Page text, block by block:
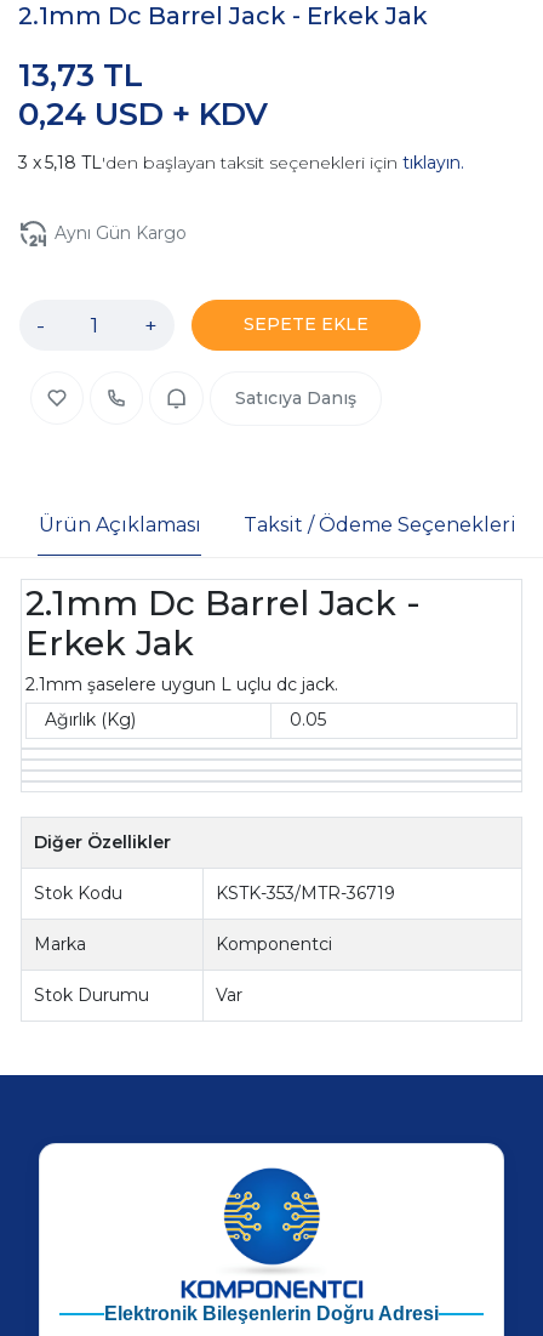
2.1mm Dc Barrel Jack - Erkek Jak
0,24 USD + KDV
13,73 TL
5,18 TL'den başlayan taksit seçenekleri için tıklayın.
Aynı Gün Kargo
- + SEPETE EKLE
Satıcıya Danış
Ürün Açıklaması Taksit / Ödeme Seçenekleri
2.1mm Dc Barrel Jack -
Erkek Jak
2.1mm şaselere uygun L uçlu dc jack.
Ağırlık (Kg)
0.05
Diğer Özellikler
Stok Kodu KSTK-353/MTR-36719
Marka Komponentci
Stok Durumu Var
Elektronik Bileşenlerin Doğru Adresi